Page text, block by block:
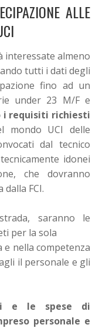
ALLE
interessate almeno
tutti i dati degli
fino ad un
under 23 M/F e
i requisiti richiesti
mondo UCI delle
dal tecnico
idonei
che dovranno
FCI.
saranno le
per la sola
nella competenza
il personale e gli
e le spese di
personale e